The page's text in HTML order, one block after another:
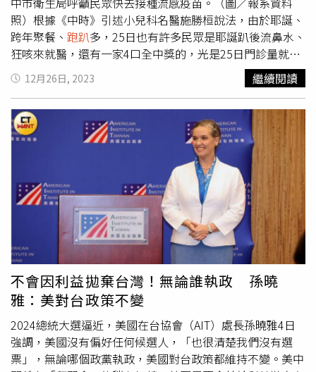
軒IG）而擄獲女神芳心的謝亞軒，今年25歲，從小就是運動
好手的他，國小是手球校隊，之後因課業問題退出，又受到
哥哥謝亞倫影響，選擇高中就讀能仁家商練球，開始參戰高
中籃球聯賽、大專籃球聯賽；2021年他正式加入新北中信
特攻、隔年參戰2022杭州亞運中華隊，是T1聯盟單場投進
最多三分球的紀錄保持者；他今年成績突飛猛進，除了榮獲
T1聯盟本季1、2月MVP，還拿下年度進步獎，是個備受看
好的球員。對於陳波波與謝亞軒是否正在交往中，陳波波經
紀人表示「正常交友不會過多干涉，沒有特別的禁愛令條
自謝亞軒IG）
照）根據《中時》引述小兒科名醫施勝桓說法，由於耶誕、
跨年聚餐、 跑趴多，25日也有許多民眾是耶誕趴後流鼻水、
狂咳來就醫，還有一家4口全中獎的，光是25日門診量就突
增加1成，以腺病毒最多，但流感、副流感、新冠都有增
加，值得注意的是幼童罹患腸病毒造成手足口症病號未因天
氣變冷減少；他也呼籲，外出做好保暖，還要戴口罩、保持
社交距離。另外，疾管署統計資料，全國和台中市類流感門
急診人次在連續3周呈現趨緩後，上周病號突爆增，門診1萬
0350、急診664甚至是去年同期（5504、398）2倍；且上
周也新增一例流感併發重症個案，一名70多歲伯伯，原有慢
性病史， 12月中發燒、腹瀉至診所就醫未改善，因高燒不
退至醫院急診就醫後收住院；累計自10月流感季已來，台中
市已有14名重症個案，其中1人死亡，2人仍在住院治療
中。除此之外，新冠肺炎也有升溫趨勢，疾管署統計資料，
台中市連續3周新冠併發症個案依序為50、31、57，包括施
勝桓也指出，其實近1個月新冠患者不曾間斷，發生併發症
者都已住院就醫，他也呼籲長者、BMI超過30者，若確診為
新冠可請醫師開立抗病毒藥，避免小病變重症。有鑑於往年
元旦後流感疫情會出現1波高峰，而公費流感疫苗還未全齡
開放，台中市自20日起釋出市府自購6000劑流感疫苗供18
至49歲市民免費接種市，統計至24日已接種1541人，尚有
12月26日, 2023 繼續閱讀
不會因利益拋棄台灣！無論誰執政 孫曉
雅：美對台政策不變
2024總統大選逼近，美國在台協會（AIT）處長孫曉雅4日
強調，美國沒有偏好任何候選人，「也很清楚我們沒有選
票」，無論哪個政黨執政，美國對台政策都維持不變。美中